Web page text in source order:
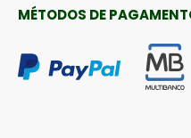
MÉTODOS DE PAGAMENTO